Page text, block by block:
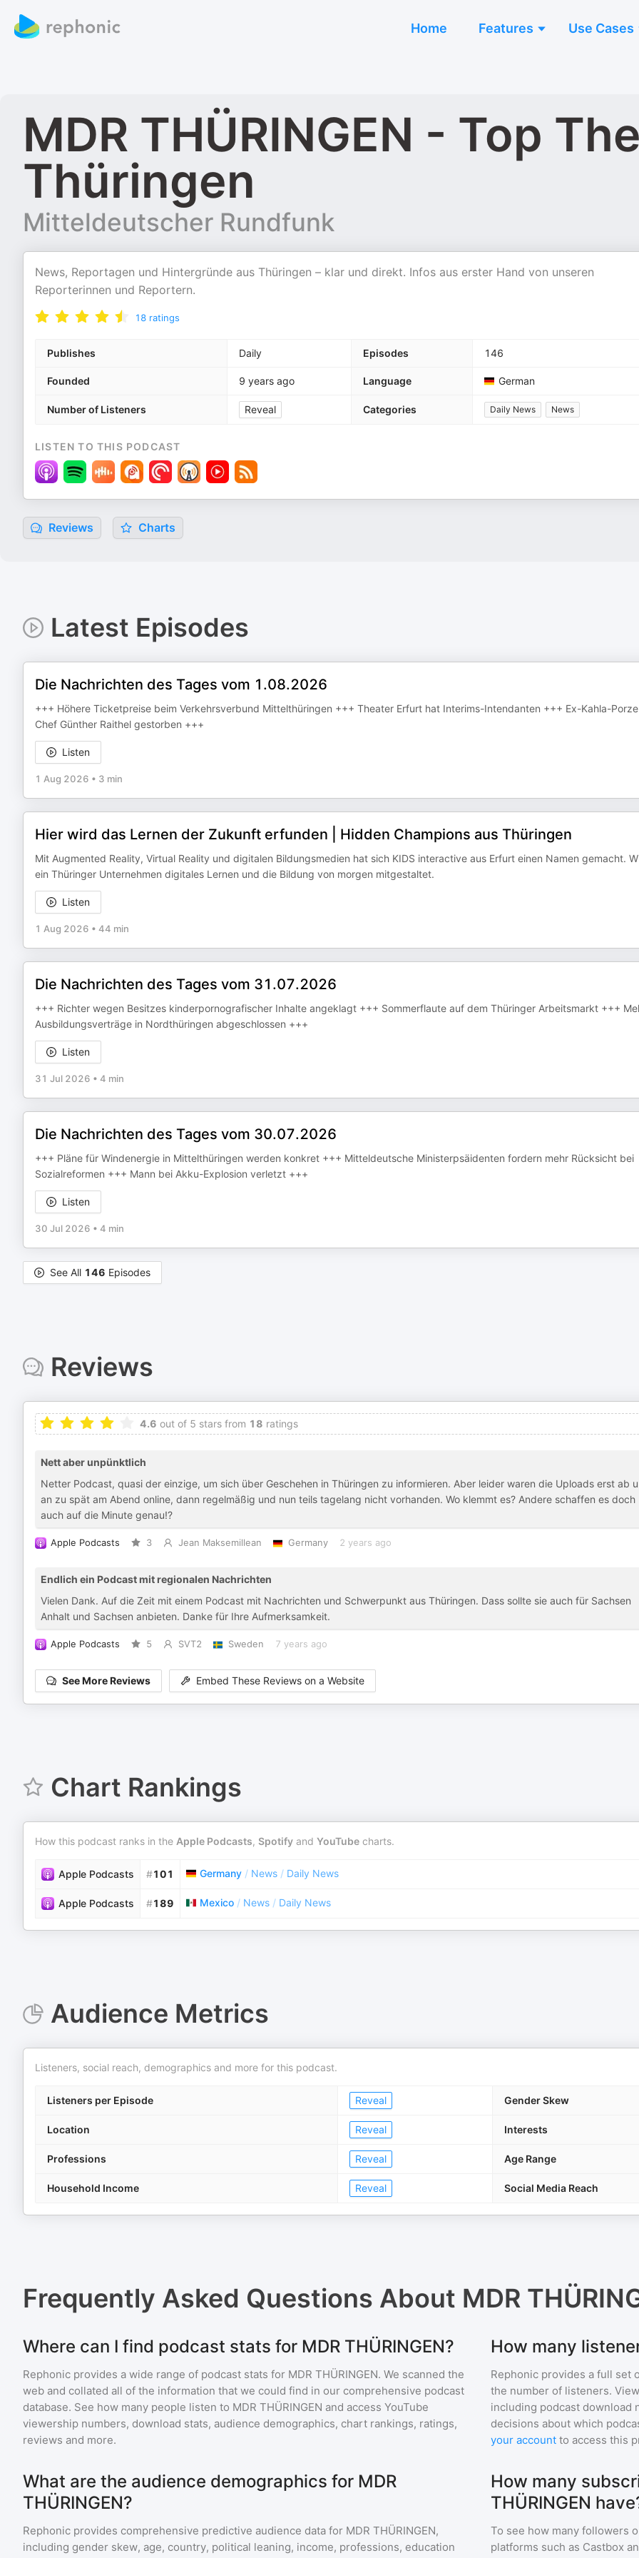
Home Features Use Cases
MDR THÜRINGEN - Top
Thüringen
Mitteldeutscher Rundfunk
News, Reportagen und Hintergründe aus Thüringen – klar und direkt. Infos aus erster Hand von unseren
Reporterinnen und Reportern.
18 ratings
Publishes Daily Episodes 146
Founded 9 years ago Language German
Number of Listeners Reveal Categories Daily News News
LISTEN TO THIS PODCAST
Reviews Charts
Latest Episodes
Die Nachrichten des Tages vom 1.08.2026
+++ Höhere Ticketpreise beim Verkehrsverbund Mittelthüringen +++ Theater Erfurt hat Interims-Intendanten +++ Ex-Kahla-
Chef Günther Raithel gestorben +++
Listen
1 Aug 2026 • 3 min
Hier wird das Lernen der Zukunft erfunden | Hidden Champions aus Thüringen
Mit Augmented Reality, Virtual Reality und digitalen Bildungsmedien hat sich KIDS interactive aus Erfurt einen Namen gemacht.
ein Thüringer Unternehmen digitales Lernen und die Bildung von morgen mitgestaltet.
Listen
1 Aug 2026 • 44 min
Die Nachrichten des Tages vom 31.07.2026
+++ Richter wegen Besitzes kinderpornografischer Inhalte angeklagt +++ Sommerflaute auf dem Thüringer Arbeitsmarkt +++
Ausbildungsverträge in Nordthüringen abgeschlossen +++
Listen
31 Jul 2026 • 4 min
Die Nachrichten des Tages vom 30.07.2026
+++ Pläne für Windenergie in Mittelthüringen werden konkret +++ Mitteldeutsche Ministerpsäidenten fordern mehr Rücksicht bei
Sozialreformen +++ Mann bei Akku-Explosion verletzt +++
Listen
30 Jul 2026 • 4 min
See All 146 Episodes
Reviews
4.6 out of 5 stars from 18 ratings
Nett aber unpünktlich
Netter Podcast, quasi der einzige, um sich über Geschehen in Thüringen zu informieren. Aber leider waren die Uploads erst ab
an zu spät am Abend online, dann regelmäßig und nun teils tagelang nicht vorhanden. Wo klemmt es? Andere schaffen es doch
auch auf die Minute genau!?
Apple Podcasts 3 Jean Maksemillean Germany 2 years ago
Endlich ein Podcast mit regionalen Nachrichten
Vielen Dank. Auf die Zeit mit einem Podcast mit Nachrichten und Schwerpunkt aus Thüringen. Dass sollte sie auch für Sachsen
Anhalt und Sachsen anbieten. Danke für Ihre Aufmerksamkeit.
Apple Podcasts 5 SVT2 Sweden 7 years ago
See More Reviews Embed These Reviews on a Website
Chart Rankings
How this podcast ranks in the Apple Podcasts, Spotify and YouTube charts.
Apple Podcasts #101 Germany / News / Daily News
Apple Podcasts #189 Mexico / News / Daily News
Audience Metrics
Listeners, social reach, demographics and more for this podcast.
Listeners per Episode Reveal Gender Skew
Location Reveal Interests
Professions Reveal Age Range
Household Income Reveal Social Media Reach
Frequently Asked Questions About MDR
Where can I find podcast stats for MDR THÜRINGEN?
Rephonic provides a wide range of podcast stats for MDR THÜRINGEN. We scanned the
web and collated all of the information that we could find in our comprehensive podcast
database. See how many people listen to MDR THÜRINGEN and access YouTube
viewership numbers, download stats, audience demographics, chart rankings, ratings,
reviews and more.
How many
Rephonic provides a full set
the number of listeners.
including podcast download
decisions about which
your account to access this
What are the audience demographics for MDR
THÜRINGEN?
Rephonic provides comprehensive predictive audience data for MDR THÜRINGEN,
including gender skew, age, country, political leaning, income, professions, education
How many
THÜRINGEN
To see how many followers
platforms such as Castbox